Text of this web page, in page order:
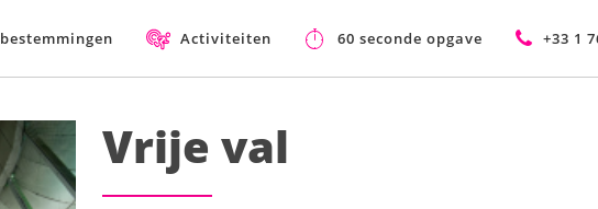
bestemmingen Activiteiten 60 seconde opgave +33 1
Vrije val